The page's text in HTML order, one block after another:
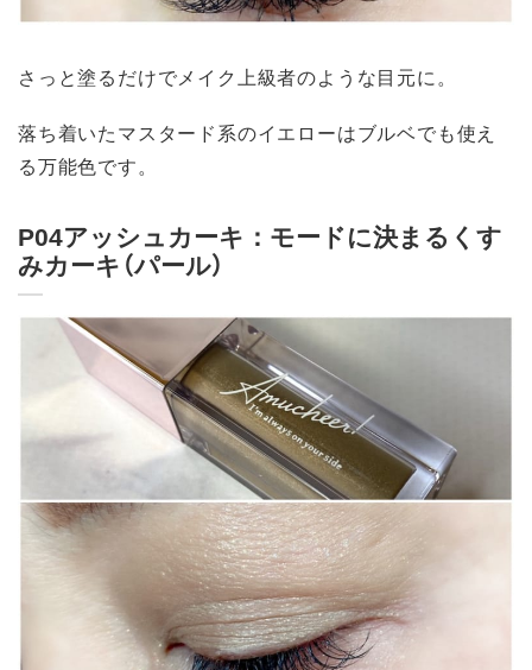
さっと塗るだけでメイク上級者のような目元に。
落ち着いたマスタード系のイエローはブルベでも使え
る万能色です。
P04アッシュカーキ：モードに決まるくす
みカーキ（パール）